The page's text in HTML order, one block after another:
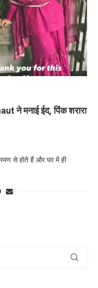
ने मनाई ईद, पिंक शरारा
से होते हैं और घर में ही